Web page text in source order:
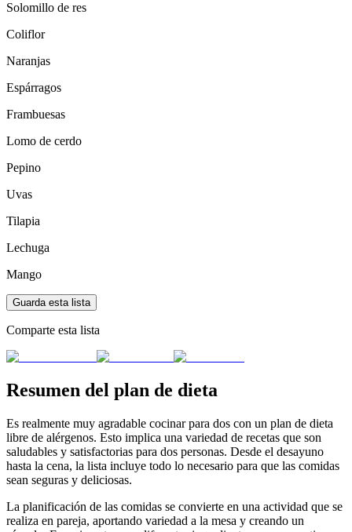
Solomillo de res
Coliflor
Naranjas
Espárragos
Frambuesas
Lomo de cerdo
Pepino
Uvas
Tilapia
Lechuga
Mango
Guarda esta lista
Comparte esta lista
Resumen del plan de dieta
Es realmente muy agradable cocinar para dos con un plan de dieta
libre de alérgenos. Esto implica una variedad de recetas que son
saludables y satisfactorias para dos personas. Desde el desayuno
hasta la cena, la lista incluye todo lo necesario para que las comidas
sean seguras y deliciosas.
La planificación de las comidas se convierte en una actividad que se
realiza en pareja, aportando variedad a la mesa y creando un